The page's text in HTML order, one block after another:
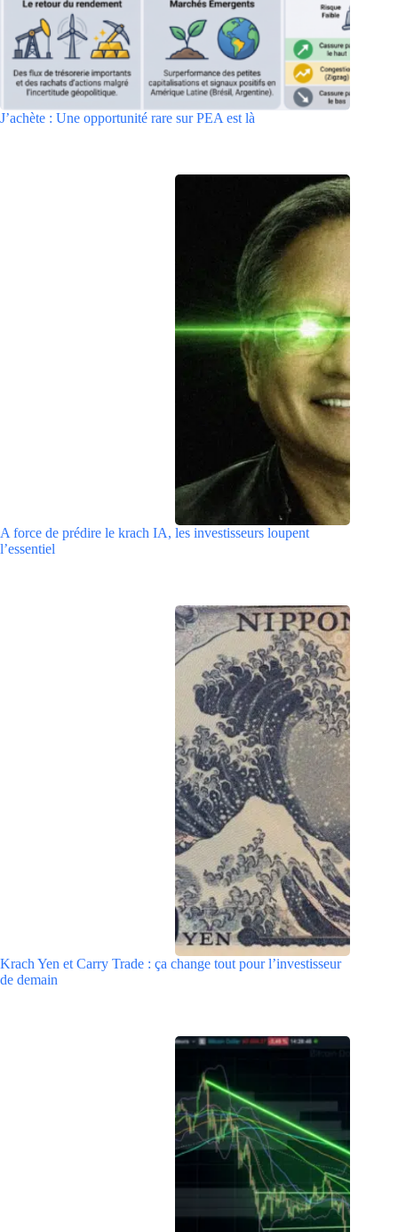
J’achète : Une opportunité rare sur PEA est là
A force de prédire le krach IA, les investisseurs loupent
l’essentiel
Krach Yen et Carry Trade : ça change tout pour l’investisseur
de demain